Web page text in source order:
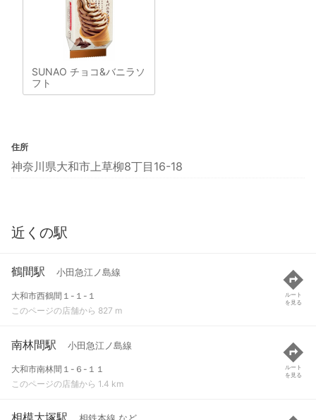
SUNAO チョコ&バニラソ
フト
住所
神奈川県大和市上草柳8丁目16-18
近くの駅
鶴間駅 小田急江ノ島線
大和市西鶴間１-１-１
このページの店舗から 827 m
ルート
を見る
南林間駅 小田急江ノ島線
大和市南林間１-６-１１
このページの店舗から 1.4 km
ルート
を見る
相模大塚駅